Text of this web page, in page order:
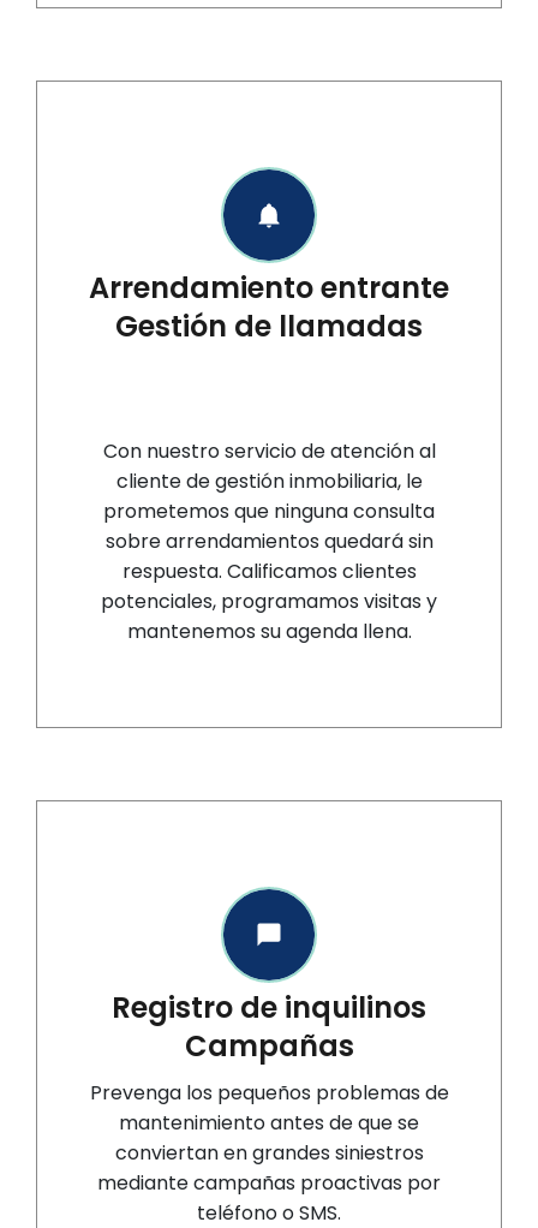
Arrendamiento entrante
Gestión de llamadas
Con nuestro servicio de atención al
cliente de gestión inmobiliaria, le
prometemos que ninguna consulta
sobre arrendamientos quedará sin
respuesta. Calificamos clientes
potenciales, programamos visitas y
mantenemos su agenda llena.
Registro de inquilinos
Campañas
Prevenga los pequeños problemas de
mantenimiento antes de que se
conviertan en grandes siniestros
mediante campañas proactivas por
teléfono o SMS.